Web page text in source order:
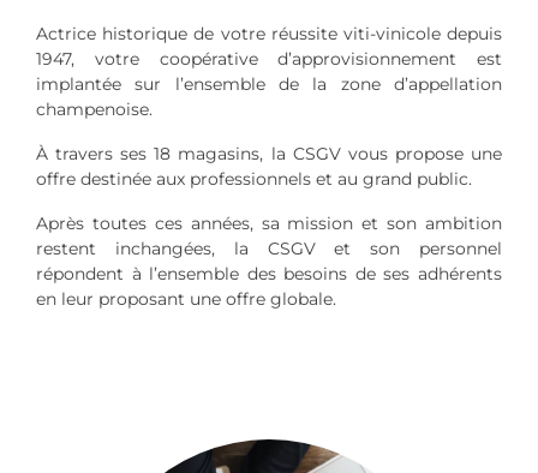
Actrice historique de votre réussite viti-vinicole depuis
1947, votre coopérative d’approvisionnement est
implantée sur l’ensemble de la zone d’appellation
champenoise.
À travers ses 18 magasins, la CSGV vous propose une
offre destinée aux professionnels et au grand public.
Après toutes ces années, sa mission et son ambition
restent inchangées, la CSGV et son personnel
répondent à l’ensemble des besoins de ses adhérents
en leur proposant une offre globale.